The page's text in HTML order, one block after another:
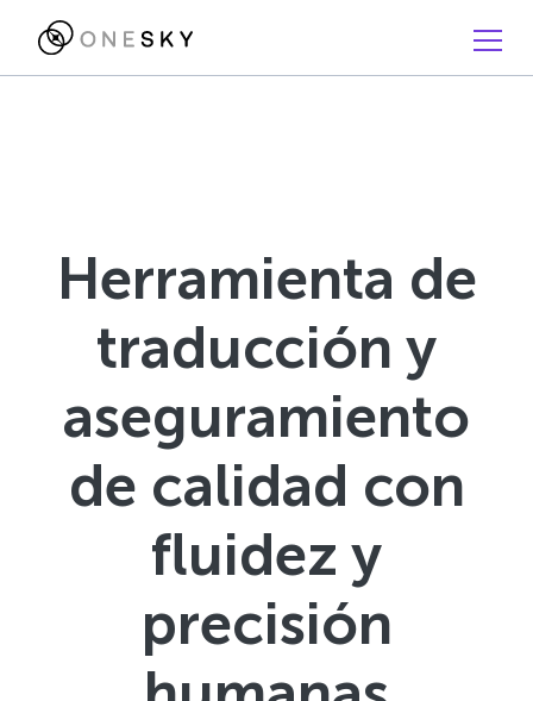
Herramienta de
traducción y
aseguramiento
de calidad con
fluidez y
precisión